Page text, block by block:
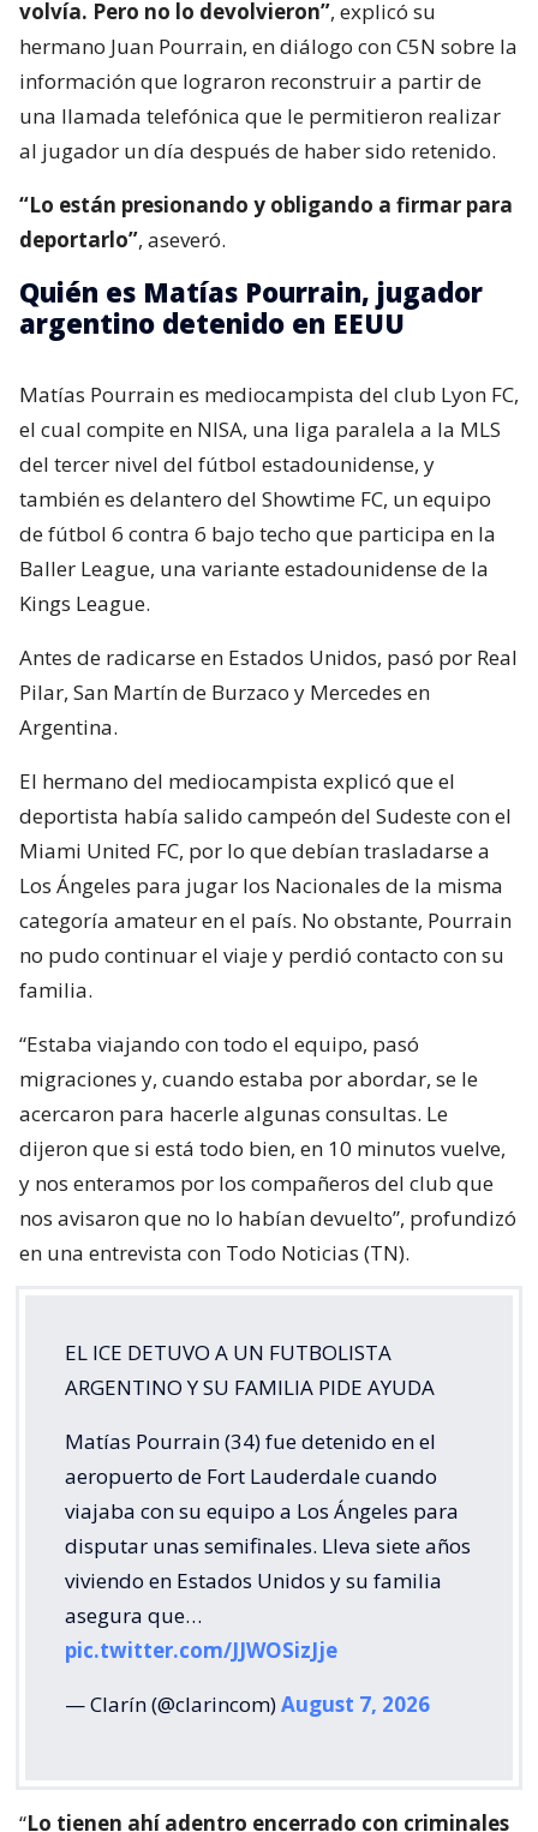
volvía. Pero no lo devolvieron”, explicó su
hermano Juan Pourrain, en diálogo con C5N sobre la
información que lograron reconstruir a partir de
una llamada telefónica que le permitieron realizar
al jugador un día después de haber sido retenido.
“Lo están presionando y obligando a firmar para
deportarlo”, aseveró.
Quién es Matías Pourrain, jugador
argentino detenido en EEUU
Matías Pourrain es mediocampista del club Lyon FC,
el cual compite en NISA, una liga paralela a la MLS
del tercer nivel del fútbol estadounidense, y
también es delantero del Showtime FC, un equipo
de fútbol 6 contra 6 bajo techo que participa en la
Baller League, una variante estadounidense de la
Kings League.
Antes de radicarse en Estados Unidos, pasó por Real
Pilar, San Martín de Burzaco y Mercedes en
Argentina.
El hermano del mediocampista explicó que el
deportista había salido campeón del Sudeste con el
Miami United FC, por lo que debían trasladarse a
Los Ángeles para jugar los Nacionales de la misma
categoría amateur en el país. No obstante, Pourrain
no pudo continuar el viaje y perdió contacto con su
familia.
“Estaba viajando con todo el equipo, pasó
migraciones y, cuando estaba por abordar, se le
acercaron para hacerle algunas consultas. Le
dijeron que si está todo bien, en 10 minutos vuelve,
y nos enteramos por los compañeros del club que
nos avisaron que no lo habían devuelto”, profundizó
en una entrevista con Todo Noticias (TN).
EL ICE DETUVO A UN FUTBOLISTA
ARGENTINO Y SU FAMILIA PIDE AYUDA
Matías Pourrain (34) fue detenido en el
aeropuerto de Fort Lauderdale cuando
viajaba con su equipo a Los Ángeles para
disputar unas semifinales. Lleva siete años
viviendo en Estados Unidos y su familia
asegura que…
pic.twitter.com/JJWOSizJje
— Clarín (@clarincom)August 7, 2026
“Lo tienen ahí adentro encerrado con criminales